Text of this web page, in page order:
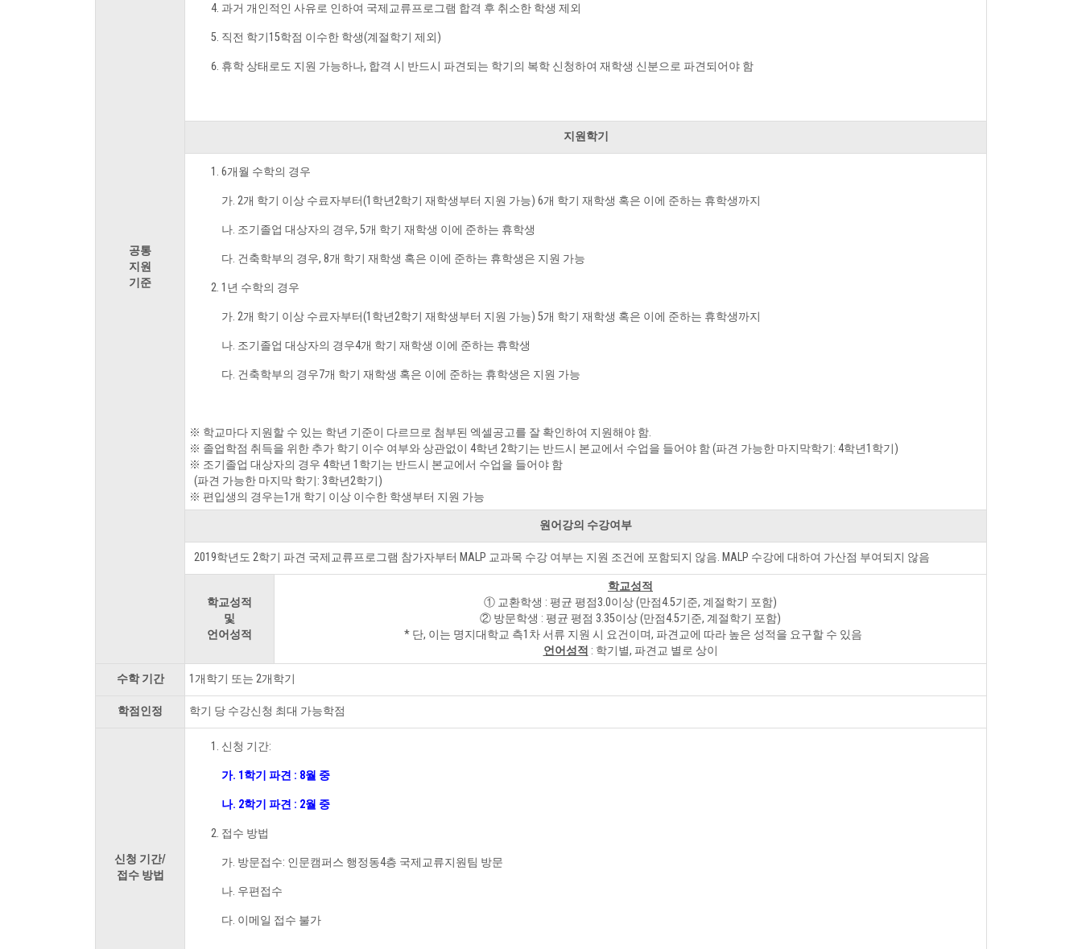
공통
지원
기준
과거 개인적인 사유로 인하여 국제교류프로그램 합격 후 취소한 학생 제외
직전 학기15학점 이수한 학생(계절학기 제외)
휴학 상태로도 지원 가능하나, 합격 시 반드시 파견되는 학기의 복학 신청하여 재학생 신분으로 파견되어야 함
지원학기
6개월 수학의 경우
가. 2개 학기 이상 수료자부터(1학년2학기 재학생부터 지원 가능) 6개 학기 재학생 혹은 이에 준하는 휴학생까지
나. 조기졸업 대상자의 경우, 5개 학기 재학생 이에 준하는 휴학생
다. 건축학부의 경우, 8개 학기 재학생 혹은 이에 준하는 휴학생은 지원 가능
1년 수학의 경우
가. 2개 학기 이상 수료자부터(1학년2학기 재학생부터 지원 가능) 5개 학기 재학생 혹은 이에 준하는 휴학생까지
나. 조기졸업 대상자의 경우4개 학기 재학생 이에 준하는 휴학생
다. 건축학부의 경우7개 학기 재학생 혹은 이에 준하는 휴학생은 지원 가능
※ 학교마다 지원할 수 있는 학년 기준이 다르므로 첨부된 엑셀공고를 잘 확인하여 지원해야 함.
※ 졸업학점 취득을 위한 추가 학기 이수 여부와 상관없이 4학년 2학기는 반드시 본교에서 수업을 들어야 함 (파견 가능한 마지막학기: 4학년1학기)
※ 조기졸업 대상자의 경우 4학년 1학기는 반드시 본교에서 수업을 들어야 함
(파견 가능한 마지막 학기: 3학년2학기)
※ 편입생의 경우는1개 학기 이상 이수한 학생부터 지원 가능
원어강의 수강여부
2019학년도 2학기 파견 국제교류프로그램 참가자부터 MALP 교과목 수강 여부는 지원 조건에 포함되지 않음. MALP 수강에 대하여 가산점 부여되지 않음
학교성적
및
언어성적
학교성적
① 교환학생 : 평균 평점3.0이상 (만점4.5기준, 계절학기 포함)
② 방문학생 : 평균 평점 3.35이상 (만점4.5기준, 계절학기 포함)
* 단, 이는 명지대학교 측1차 서류 지원 시 요건이며, 파견교에 따라 높은 성적을 요구할 수 있음
언어성적 : 학기별, 파견교 별로 상이
수학 기간 1개학기 또는 2개학기
학점인정 학기 당 수강신청 최대 가능학점
신청 기간/
접수 방법
신청 기간:
가. 1학기 파견 : 8월 중
나. 2학기 파견 : 2월 중
접수 방법
가. 방문접수: 인문캠퍼스 행정동4층 국제교류지원팀 방문
나. 우편접수
다. 이메일 접수 불가